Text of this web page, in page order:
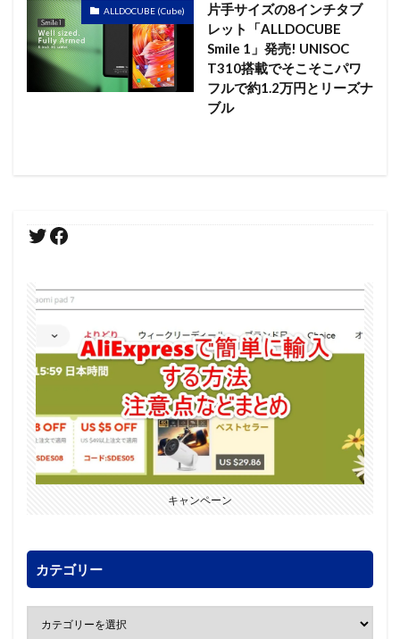
ALLDOCUBE (Cube)
片手サイズの8インチタブ
レット「ALLDOCUBE
Smile 1」発売! UNISOC
T310搭載でそこそこパワ
フルで約1.2万円とリーズナ
ブル
キャンペーン
カテゴリー